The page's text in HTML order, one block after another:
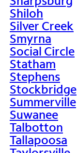
Shiloh
Silver Creek
Smyrna
Social Circle
Statham
Stephens
Stockbridge
Summerville
Suwanee
Talbotton
Tallapoosa